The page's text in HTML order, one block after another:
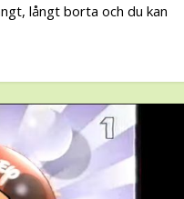
långt borta och du kan